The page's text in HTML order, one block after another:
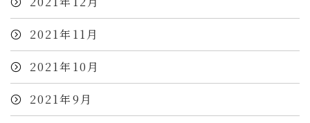
2021年11月
2021年10月
2021年9月